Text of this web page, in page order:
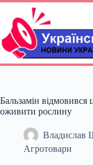
Перейти
вмісту
Бальзамін відмовився
оживити рослину
Владислав
Агротовари